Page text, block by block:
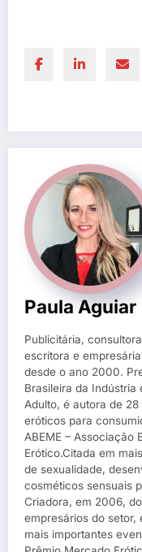
Paula Aguiar
Publicitária,
escritora e
desde o ano 2000.
Brasileira da Indústria
Adulto, é autora de
eróticos para
ABEME – Associação
Erótico.Citada em
de sexualidade,
cosméticos sensuais
Criadora, em 2006,
empresários do setor,
mais importantes